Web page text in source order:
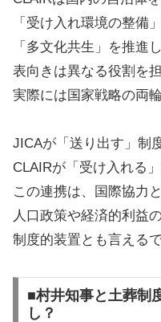
「受け入れ環境の整備
「多文化共生」を推進
表向きは異なる役割を
実際には国家戦略の両
JICAが「送り出す」制
CLAIRが「受け入れる
この連携は、国際協力
人口政策や経済的利益
制度的装置とも言えるで
■村井知事と土葬
し？